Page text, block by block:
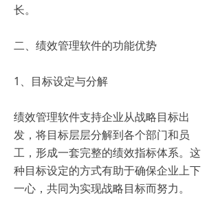
长。
二、绩效管理软件的功能优势
1、目标设定与分解
绩效管理软件支持企业从战略目标出
发，将目标层层分解到各个部门和员
工，形成一套完整的绩效指标体系。这
种目标设定的方式有助于确保企业上下
一心，共同为实现战略目标而努力。